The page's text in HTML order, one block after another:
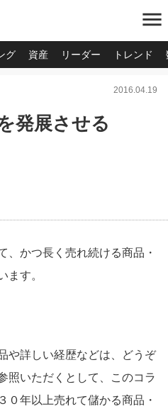
menu
グ 資産 リーダー トレンド
2016.04.19
発展させる
かつ長く売れ続ける商品・
ます。
や詳しい経歴などは、どうぞ
照いただくとして、このコラ
０年以上売れて儲かる商品・